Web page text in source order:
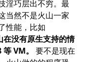
淫巧层出不穷。最
当然不是火山一家
性能，比如
在没有原生支持的情
VM。
要不是现在